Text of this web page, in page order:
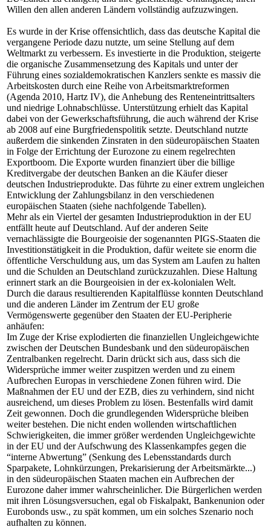
Willen den allen anderen Ländern vollständig aufzuzwingen.
Es wurde in der Krise offensichtlich, dass das deutsche Kapital die
vergangene Periode dazu nutzte, um seine Stellung auf dem
Weltmarkt zu verbessern. Es investierte in die Produktion, steigerte
die organische Zusammensetzung des Kapitals und unter der
Führung eines sozialdemokratischen Kanzlers senkte es massiv die
Arbeitskosten durch eine Reihe von Arbeitsmarktreformen
(Agenda 2010, Hartz IV), die Anhebung des Renteneintrittsalters
und niedrige Lohnabschlüsse. Unterstützung erhielt das Kapital
dabei von der Gewerkschaftsführung, die auch während der Krise
ab 2008 auf eine Burgfriedenspolitik setzte. Deutschland nutzte
außerdem die sinkenden Zinsraten in den südeuropäischen Staaten
in Folge der Errichtung der Eurozone zu einem regelrechten
Exportboom. Die Exporte wurden finanziert über die billige
Kreditvergabe der deutschen Banken an die Käufer dieser
deutschen Industrieprodukte. Das führte zu einer extrem ungleichen
Entwicklung der Zahlungsbilanz in den verschiedenen
europäischen Staaten (siehe nachfolgende Tabellen).
Mehr als ein Viertel der gesamten Industrieproduktion in der EU
entfällt heute auf Deutschland. Auf der anderen Seite
vernachlässigte die Bourgeoisie der sogenannten PIGS-Staaten die
Investitionstätigkeit in die Produktion, dafür weitete sie enorm die
öffentliche Verschuldung aus, um das System am Laufen zu halten
und die Schulden an Deutschland zurückzuzahlen. Diese Haltung
erinnert stark an die Bourgeoisien in der ex-kolonialen Welt.
Durch die daraus resultierenden Kapitalflüsse konnten Deutschland
und die anderen Länder im Zentrum der EU große
Vermögenswerte gegenüber den Staaten der EU-Peripherie
anhäufen:
Im Zuge der Krise explodierten die finanziellen Ungleichgewichte
zwischen der Deutschen Bundesbank und den südeuropäischen
Zentralbanken regelrecht. Darin drückt sich aus, dass sich die
Widersprüche immer weiter zuspitzen werden und zu einem
Aufbrechen Europas in verschiedene Zonen führen wird. Die
Maßnahmen der EU und der EZB, dies zu verhindern, sind nicht
ausreichend, um dieses Problem zu lösen. Bestenfalls wird damit
Zeit gewonnen. Doch die grundlegenden Widersprüche bleiben
weiter bestehen. Die nicht enden wollenden wirtschaftlichen
Schwierigkeiten, die immer größer werdenden Ungleichgewichte
in der EU und der Aufschwung des Klassenkampfes gegen die
“interne Abwertung” (Senkung des Lebensstandards durch
Sparpakete, Lohnkürzungen, Prekarisierung der Arbeitsmärkte...)
in den südeuropäischen Staaten machen ein Aufbrechen der
Eurozone daher immer wahrscheinlicher. Die Bürgerlichen werden
mit ihren Lösungsversuchen, egal ob Fiskalpakt, Bankenunion oder
Eurobonds usw., zu spät kommen, um ein solches Szenario noch
aufhalten zu können.